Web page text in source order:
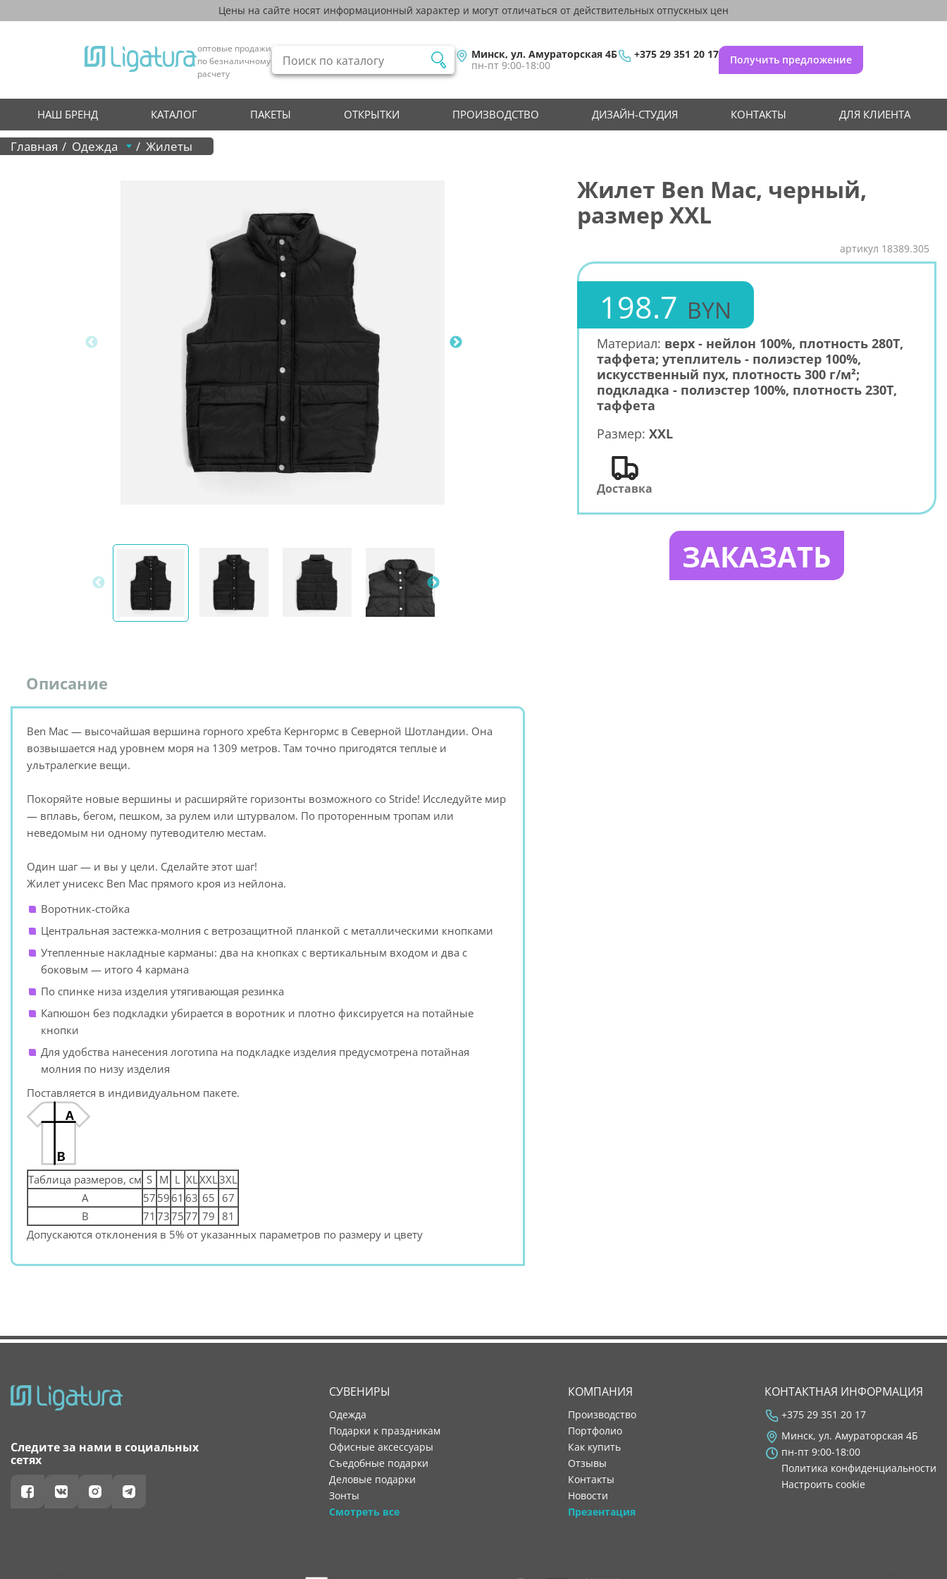
Цены на сайте носят информационный характер и могут отличаться от действительных отпускных цен
оптовые продажи
по безналичному
расчету
Минск, ул. Амураторская 4Б
пн-пт 9:00-18:00
+375 29 351 20 17 Получить предложение
НАШ БРЕНД КАТАЛОГ ПАКЕТЫ ОТКРЫТКИ ПРОИЗВОДСТВО ДИЗАЙН-СТУДИЯ КОНТАКТЫ ДЛЯ КЛИЕНТА
Главная Одежда Жилеты
Жилет Ben Mac, черный,
размер XXL
артикул 18389.305
198.7 BYN
Материал: верх - нейлон 100%, плотность 280T,
таффета; утеплитель - полиэстер 100%,
искусственный пух, плотность 300 г/м²;
подкладка - полиэстер 100%, плотность 230T,
таффета
Размер: XXL
Доставка
ЗАКАЗАТЬ
Описание
Ben Mac — высочайшая вершина горного хребта Кернгормс в Северной Шотландии. Она
возвышается над уровнем моря на 1309 метров. Там точно пригодятся теплые и
ультралегкие вещи.
Покоряйте новые вершины и расширяйте горизонты возможного со Stride! Исследуйте мир
— вплавь, бегом, пешком, за рулем или штурвалом. По проторенным тропам или
неведомым ни одному путеводителю местам.
Один шаг — и вы у цели. Сделайте этот шаг!
Жилет унисекс Ben Mac прямого кроя из нейлона.
Воротник-стойка
Центральная застежка-молния с ветрозащитной планкой с металлическими кнопками
Утепленные накладные карманы: два на кнопках с вертикальным входом и два с
боковым — итого 4 кармана
По спинке низа изделия утягивающая резинка
Капюшон без подкладки убирается в воротник и плотно фиксируется на потайные
кнопки
Для удобства нанесения логотипа на подкладке изделия предусмотрена потайная
молния по низу изделия
Поставляется в индивидуальном пакете.
Таблица размеров, см S M L XL XXL 3XL
A
57 5961 63 65 67
B
71 737577 79 81
Допускаются отклонения в 5% от указанных параметров по размеру и цвету
Следите за нами в социальных
сетях
СУВЕНИРЫ
Одежда
Подарки к праздникам
Офисные аксессуары
Съедобные подарки
Деловые подарки
Зонты
Смотреть все
КОМПАНИЯ
производство
портфолио
как купить
отзывы
контакты
новости
Презентация
КОНТАКТНАЯ ИНФОРМАЦИЯ
+375 29 351 20 17
Минск, ул. Амураторская 4Б
пн-пт 9:00-18:00
Политика конфиденциальности
Настроить cookie